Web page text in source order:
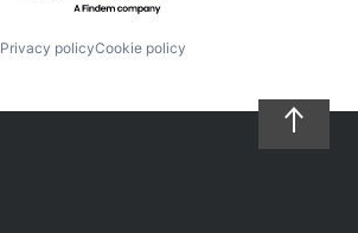
Privacy policyCookie policy